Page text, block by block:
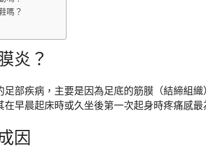
嗎？
炎？
足部疾病，主要是因為足底的筋膜（結締組
早晨起床時或久坐後第一次起身時疼痛感最
因